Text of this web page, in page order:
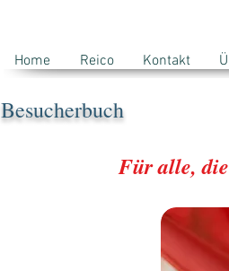
Home Reico Kontakt
Für alle,
Besucherbuch